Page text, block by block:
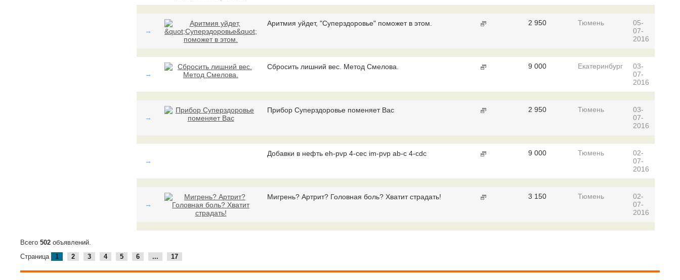
→
Аритмия уйдет, "Суперздоровье" поможет в этом. 2 950 Тюмень
05-
07-
2016
→
Сбросить лишний вес. Метод Смелова. 9 000 Екатеринбург
03-
07-
2016
→
Прибор Суперздоровье поменяет Вас 2 950 Тюмень
03-
07-
2016
→
Добавки в нефть eh-pvp 4-cec im-pvp ab-c 4-cdc 9 000 Тюмень
02-
07-
2016
→
Мигрень? Артрит? Головная боль? Хватит страдать! 3 150 Тюмень
02-
07-
2016
Всего 502 объявлений.
Страница
1 2 3 4 5 6 ... 17